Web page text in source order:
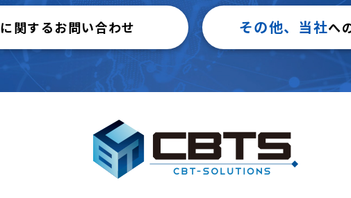
に関するお問い合わせ その他、当社へ